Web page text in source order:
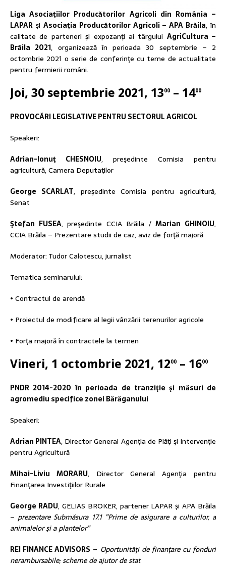
Liga Asociaţiilor Producătorilor Agricoli din România –
LAPAR şi Asociaţia Producătorilor Agricoli – APA Brăila, în
calitate de parteneri şi expozanţi ai târgului AgriCultura –
Brăila 2021, organizează în perioada 30 septembrie – 2
octombrie 2021 o serie de conferinţe cu teme de actualitate
pentru fermierii români.
Joi, 30 septembrie 2021, 1300 – 1400
PROVOCĂRI LEGISLATIVE PENTRU SECTORUL AGRICOL
Speakeri:
Adrian-Ionuţ CHESNOIU, preşedinte Comisia pentru
agricultură, Camera Deputaţilor
George SCARLAT, preşedinte Comisia pentru agricultură,
Senat
Ştefan FUSEA, preşedinte CCIA Brăila /Marian GHINOIU,
CCIA Brăila – Prezentare studii de caz, aviz de forţă majoră
Moderator: Tudor Calotescu, jurnalist
Tematica seminarului:
• Contractul de arendă
• Proiectul de modificare al legii vânzării terenurilor agricole
• Forţa majoră în contractele la termen
Vineri, 1 octombrie 2021, 1200 – 1600
PNDR 2014-2020 în perioada de tranziţie şi măsuri de
agromediu specifice zonei Bărăganului
Speakeri:
Adrian PINTEA, Director General Agenţia de Plăţi şi Intervenţie
pentru Agricultură
Mihai-Liviu MORARU, Director General Agenţia pentru
Finanţarea Investiţiilor Rurale
George RADU, GELIAS BROKER, partener LAPAR şi APA Brăila
– prezentare Submăsura 17.1 ”Prime de asigurare a culturilor, a
animalelor şi a plantelor”
REI FINANCE ADVISORS – Oportunităţi de finanţare cu fonduri
nerambursabile; scheme de ajutor de stat